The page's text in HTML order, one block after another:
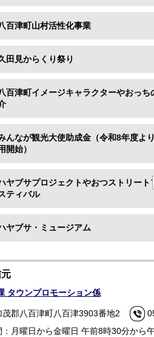
百津町山村活性化事業
田見からくり祭り
百津町イメージキャラクターやおっち
んなが観光大使助成金（令和8年度よ
開始）
ヤブサプロジェクトやおつストリート
ティバル
ヤブサ・ミュージアム
タウンプロモーション係
茂郡八百津町八百津3903番地2
：月曜日から金曜日 午前8時30分から